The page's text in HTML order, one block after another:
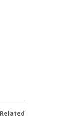
Related